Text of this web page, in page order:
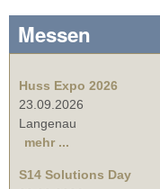
Messen
Huss Expo 2026
23.09.2026
Langenau
mehr ...
S14 Solutions Day